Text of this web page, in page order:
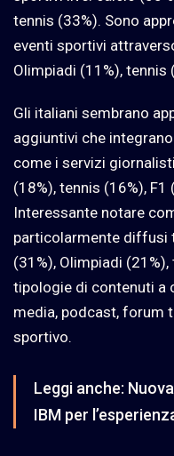
tennis (33%). Sono
eventi sportivi
Olimpiadi (11%), tennis
Gli italiani sembrano
aggiuntivi che
come i servizi
(18%), tennis (16%),
Interessante notare
particolarmente diffusi
(31%), Olimpiadi
tipologie di contenuti a
media, podcast, forum
sportivo.
Leggi anche:
IBM per